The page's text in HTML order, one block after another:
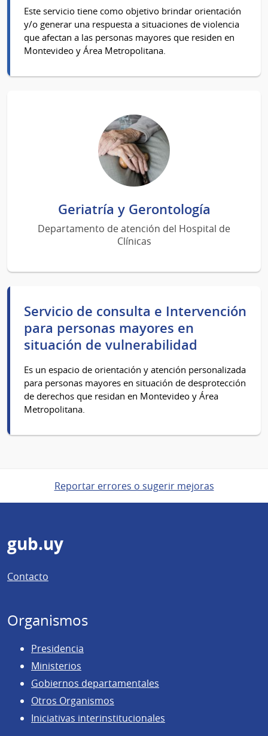
Este servicio tiene como objetivo brindar orientación
y/o generar una respuesta a situaciones de violencia
que afectan a las personas mayores que residen en
Montevideo y Área Metropolitana.
Geriatría y Gerontología
Departamento de atención del Hospital de
Clínicas
Servicio de consulta e Intervención
para personas mayores en
situación de vulnerabilidad
Es un espacio de orientación y atención personalizada
para personas mayores en situación de desprotección
de derechos que residan en Montevideo y Área
Metropolitana.
Reportar errores o sugerir mejoras
Pie
de
página
gub.uy
Contacto
Organismos
Presidencia
Ministerios
Gobiernos departamentales
Otros Organismos
Iniciativas interinstitucionales